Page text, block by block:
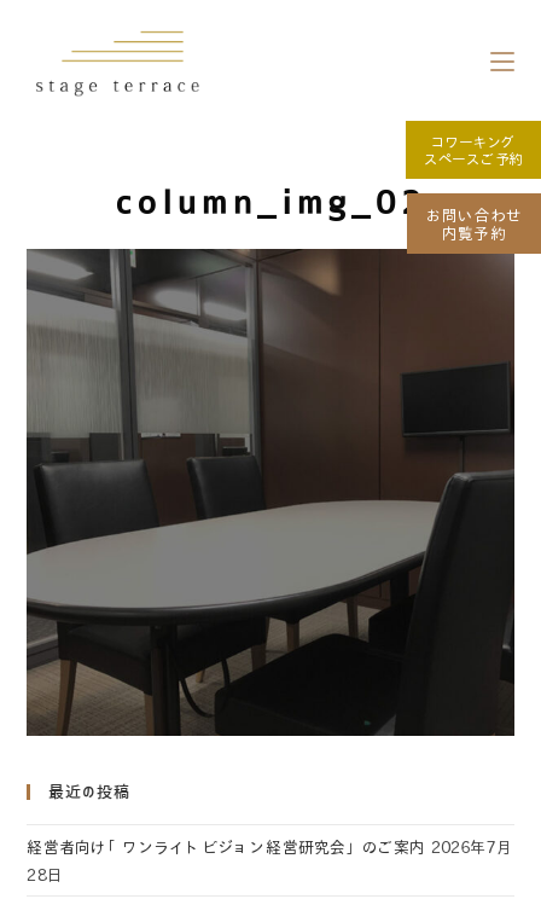
column_img_02
最近の投稿
経営者向け「ワンライトビジョン経営研究会」のご案内
2026年7月
28日
コワーキング
スペースご予約
お問い合わせ
内覧予約